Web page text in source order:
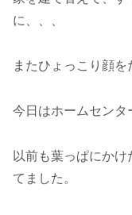
に、、、
またひょっこり顔を
今日はホームセンタ
以前も葉っぱにか
てました。